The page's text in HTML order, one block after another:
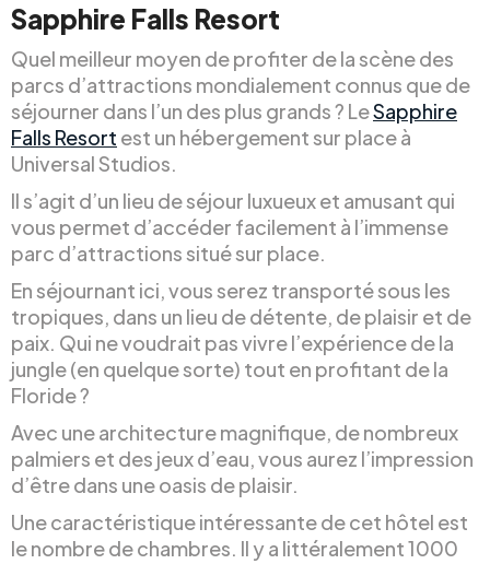
Sapphire Falls Resort
Quel meilleur moyen de profiter de la scène des
parcs d’attractions mondialement connus que de
séjourner dans l’un des plus grands ? LeSapphire
Falls Resort est un hébergement sur place à
Universal Studios.
Il s’agit d’un lieu de séjour luxueux et amusant qui
vous permet d’accéder facilement à l’immense
parc d’attractions situé sur place.
En séjournant ici, vous serez transporté sous les
tropiques, dans un lieu de détente, de plaisir et de
paix. Qui ne voudrait pas vivre l’expérience de la
jungle (en quelque sorte) tout en profitant de la
Floride ?
Avec une architecture magnifique, de nombreux
palmiers et des jeux d’eau, vous aurez l’impression
d’être dans une oasis de plaisir.
Une caractéristique intéressante de cet hôtel est
le nombre de chambres. Il y a littéralement 1000